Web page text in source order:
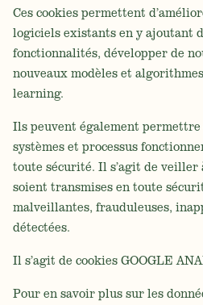
Ces cookies permettent
logiciels existants en y ajoutant
fonctionnalités, développer de
nouveaux modèles et
learning.
Ils peuvent également permettre
systèmes et processus
toute sécurité. Il s’agit de veiller
soient transmises en toute
malveillantes, frauduleuses,
détectées.
Il s’agit de cookies GOOGLE
Pour en savoir plus sur les